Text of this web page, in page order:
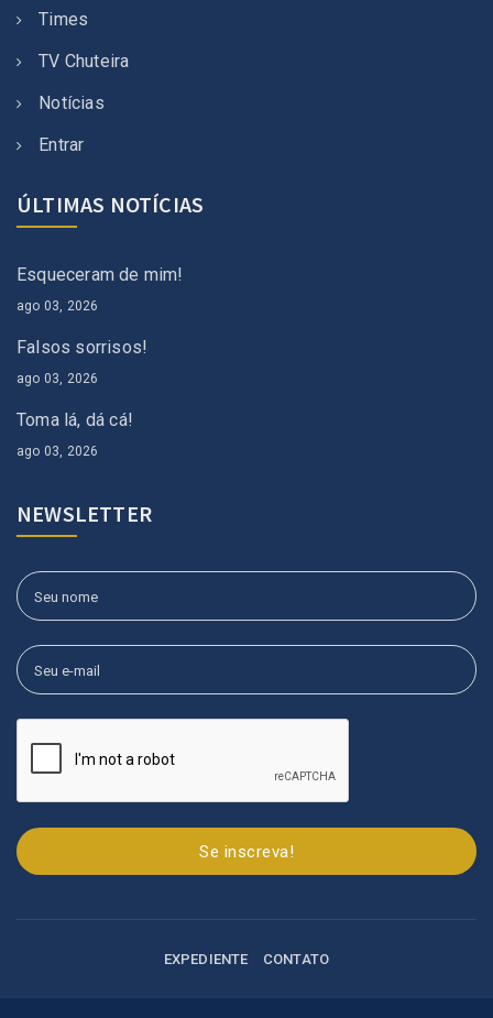
Times
TV Chuteira
Notícias
Entrar
ÚLTIMAS NOTÍCIAS
Esqueceram de mim!
ago 03, 2026
Falsos sorrisos!
ago 03, 2026
Toma lá, dá cá!
ago 03, 2026
NEWSLETTER
Se inscreva!
EXPEDIENTE CONTATO